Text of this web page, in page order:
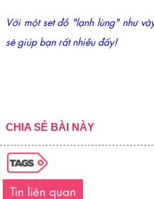
Với một set đồ "lạnh lùng" như
sẽ giúp bạn rất nhiều đấy!
CHIA SẺ BÀI NÀY
Tin liên quan